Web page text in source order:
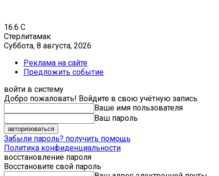
16.6 C
Стерлитамак
Суббота, 8 августа, 2026
Реклама на сайте
Предложить событие
войти в систему
Добро пожаловать! Войдите в свою учётную запись
Ваше имя пользователя
Ваш пароль
Забыли пароль? получить помощь
Политика конфиденциальности
восстановление пароля
Восстановите свой пароль